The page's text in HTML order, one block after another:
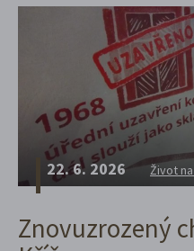
22. 6. 2026 Život
Znovuzrozený